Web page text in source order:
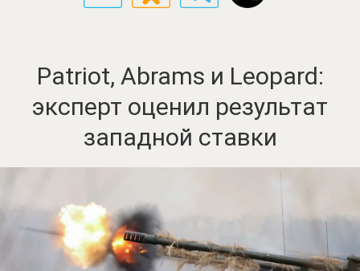
Patriot, Abrams и Leopard:
эксперт оценил результат
западной ставки